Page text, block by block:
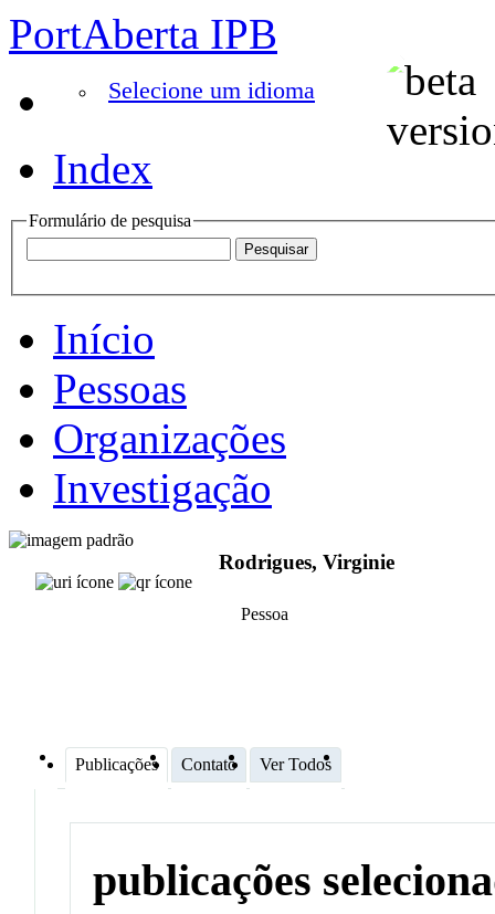
PortAberta IPB
Selecione um idioma
Index
Formulário de pesquisa
Início
Pessoas
Organizações
Investigação
Rodrigues, Virginie
Pessoa
Publicações Contato Ver Todos
publicações